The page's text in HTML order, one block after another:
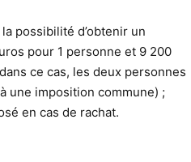
possibilité d’obtenir un
pour 1 personne et 9 200
ce cas, les deux personnes
une imposition commune) ;
en cas de rachat.